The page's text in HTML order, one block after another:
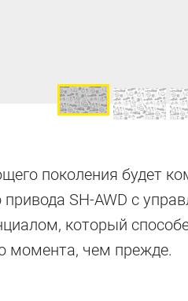
поколения будет
привода SH-AWD с
который
момента, чем прежде.